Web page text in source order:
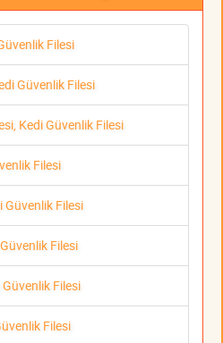
Filesi
Güvenlik Filesi
Kedi Güvenlik Filesi
Filesi
Güvenlik Filesi
Filesi
Filesi
Filesi